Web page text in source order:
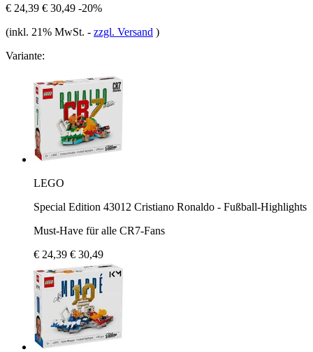
€ 24,39 € 30,49 -20%
(inkl. 21% MwSt. - zzgl. Versand )
Variante:
LEGO
Special Edition 43012 Cristiano Ronaldo - Fußball-Highlights
Must-Have für alle CR7-Fans
€ 24,39 € 30,49